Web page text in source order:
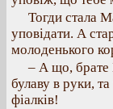
Тогди стала
уповідати. А
молоденького
– А що, брате
булаву в руки,
фіалків!